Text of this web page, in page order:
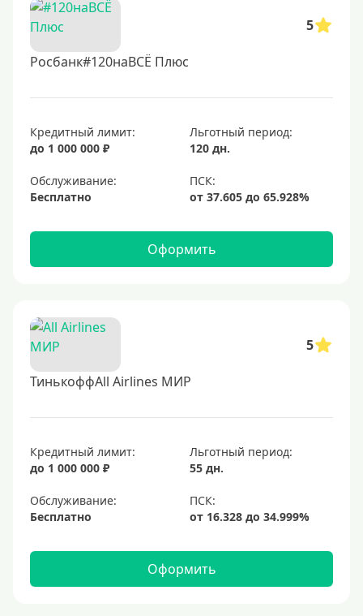
5
Росбанк#120наВСЁ Плюс
Кредитный лимит:
до 1 000 000 ₽
Льготный период:
120 дн.
Обслуживание:
Бесплатно
Оформить
5
ТинькоффAll Airlines МИР
Кредитный лимит:
до 1 000 000 ₽
Льготный период:
55 дн.
Обслуживание:
Бесплатно
Оформить